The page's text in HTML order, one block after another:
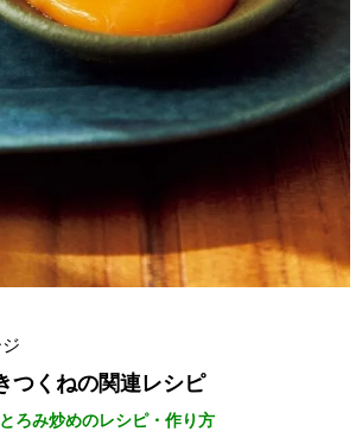
つくねの関連レシピ
ろみ炒めのレシピ・作り方